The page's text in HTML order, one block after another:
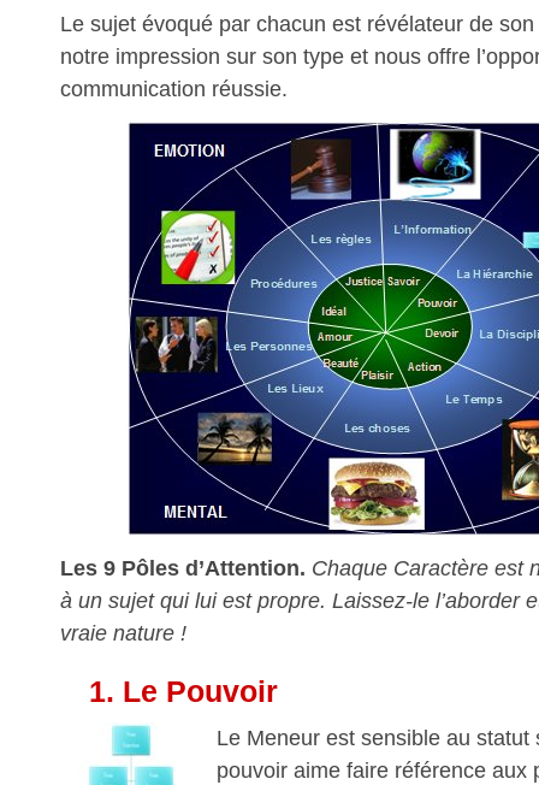
Le sujet évoqué par chacun est révélateur de
notre impression sur son type et nous offre
communication réussie.
Les 9 Pôles d’Attention. Chaque Caractère est
à un sujet qui lui est propre. Laissez-le l’aborder
vraie nature !
1. Le Pouvoir
Le Meneur est sensible au statut
pouvoir aime faire référence aux